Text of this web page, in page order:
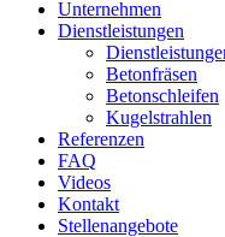
Unternehmen
Dienstleistungen
Betonfräsen
Betonschleifen
Kugelstrahlen
Referenzen
FAQ
Videos
Kontakt
Stellenangebote